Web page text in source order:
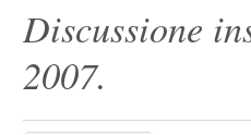
Discussione
2007.